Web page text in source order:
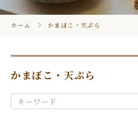
かまぼこレシピ
ホーム かまぼこ・天ぷら
かまぼこ・天ぷら